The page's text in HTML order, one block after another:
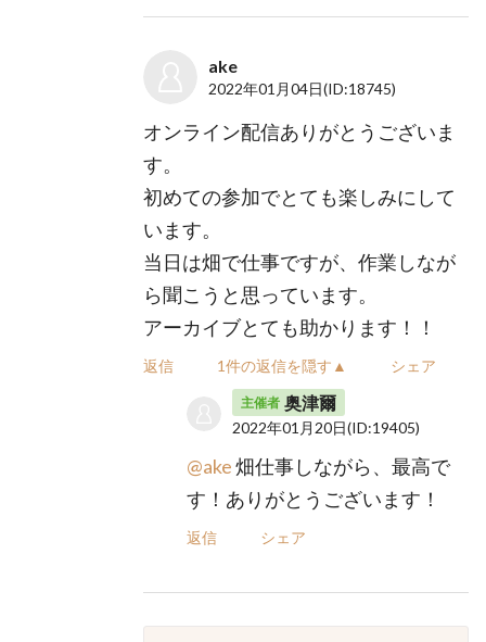
ake
2022年01月04日(ID:18745)
オンライン配信ありがとうございま
す。
初めての参加でとても楽しみにして
います。
当日は畑で仕事ですが、作業しなが
ら聞こうと思っています。
アーカイブとても助かります！！
返信 1件の返信を隠す▲ シェア
主催者 奥津爾
2022年01月20日(ID:19405)
@ake畑仕事しながら、最高で
す！ありがとうございます！
返信 シェア